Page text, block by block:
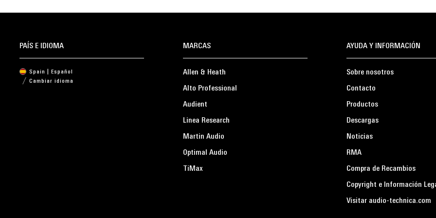
MARCAS
Allen & Heath
Alto Professional
Audient
Linea Research
Martin Audio
Optimal Audio
TiMax
AYUDA Y INFORMACIÓN
Sobre nosotros
Contacto
Productos
Descargas
Noticias
RMA
Compra de Recambios
Copyright e Información
Visitar audio-technica.com
PAÍS E IDIOMA
Spain | Español
Cambiar idioma